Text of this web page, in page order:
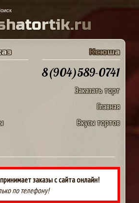
hatortik.ru
аз Ксюша
8(904)589-0741
Заказать торт
Главная
Вкусы тортов
заказы с сайта онлайн!
по телефону!